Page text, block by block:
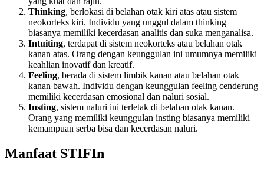
Thinking, berlokasi di belahan otak kiri atas atau sistem
neokorteks kiri. Individu yang unggul dalam thinking
biasanya memiliki kecerdasan analitis dan suka menganalisa.
Intuiting, terdapat di sistem neokorteks atau belahan otak
kanan atas. Orang dengan keunggulan ini umumnya memiliki
keahlian inovatif dan kreatif.
Feeling, berada di sistem limbik kanan atau belahan otak
kanan bawah. Individu dengan keunggulan feeling cenderung
memiliki kecerdasan emosional dan naluri sosial.
Insting, sistem naluri ini terletak di belahan otak kanan.
Orang yang memiliki keunggulan insting biasanya memiliki
kemampuan serba bisa dan kecerdasan naluri.
Manfaat STIFIn